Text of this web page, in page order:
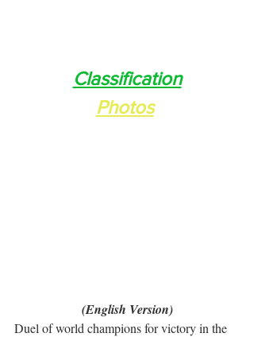
Classification
Photos
(English Version)
Duel of world champions for victory in the